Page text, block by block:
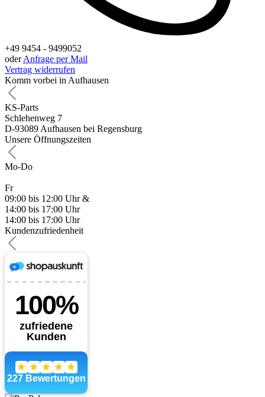
+49 9454 - 9499052
oderAnfrage per Mail
Vertrag widerrufen
Komm vorbei in Aufhausen
KS-Parts
Schlehenweg 7
D-93089 Aufhausen bei Regensburg
Unsere Öffnungszeiten
Mo-Do
Fr
09:00 bis 12:00 Uhr &
14:00 bis 17:00 Uhr
14:00 bis 17:00 Uhr
Kundenzufriedenheit